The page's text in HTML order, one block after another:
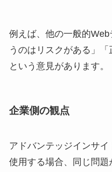
例えば、他の一般的
うのはリスクがある」「
という意見があります。
企業側の観点
アドバンテッジインサ
使用する場合、同じ問